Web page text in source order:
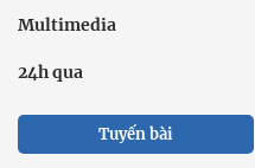
Multimedia
24h qua
Tuyến bài